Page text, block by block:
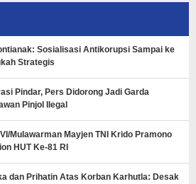
Sosialisasi Antikorupsi Sampai ke
Strategis
Pindar, Pers Didorong Jadi Garda
Pinjol Ilegal
Mulawarman Mayjen TNI Krido Pramono
HUT Ke-81 RI
dan Prihatin Atas Korban Karhutla: Desak